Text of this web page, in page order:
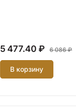
5 477.40 ₽ 6 086 ₽
В корзину